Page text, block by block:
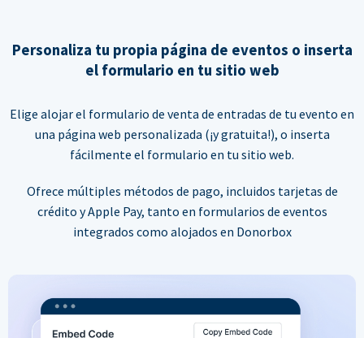
Personaliza tu propia página de eventos o inserta
el formulario en tu sitio web
Elige alojar el formulario de venta de entradas de tu evento en
una página web personalizada (¡y gratuita!), o inserta
fácilmente el formulario en tu sitio web.
Ofrece múltiples métodos de pago, incluidos tarjetas de
crédito y Apple Pay, tanto en formularios de eventos
integrados como alojados en Donorbox